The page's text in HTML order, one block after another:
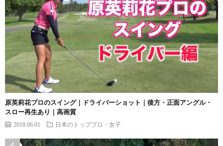
原英莉花プロのスイング｜ドライバーショット｜後方・正面アングル・
スロー再生あり｜高画質
2018.06.01 日本のトッププロ・女子